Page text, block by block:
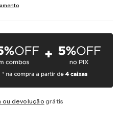
ou devolução grátis